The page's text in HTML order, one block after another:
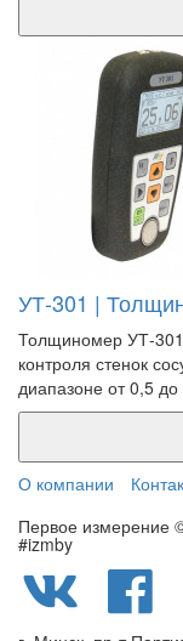
УТ-301 |
Толщиномер УТ-301
контроля стенок
диапазоне от 0,5
О компании
Первое измерение
#izmby